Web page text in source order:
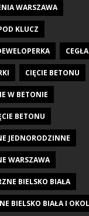
WARSZAWA
KLUCZ
CIĘCIE BETONU
W BETONIE
BETONU
JEDNORODZINNE
WARSZAWA
BIELSKO BIAŁA
BIELSKO BIAŁA I